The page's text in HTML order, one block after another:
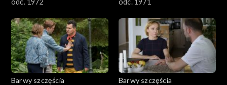
Barwy szczęścia
Barwy szczęścia